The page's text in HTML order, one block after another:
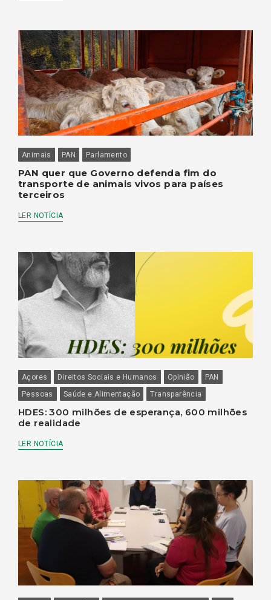
Animais PAN Parlamento
PAN quer que Governo defenda fim do
transporte de animais vivos para países
terceiros
LER NOTÍCIA
Açores Direitos Sociais e Humanos Opinião
PAN
Pessoas
Saúde e Alimentação Transparência
HDES: 300 milhões de esperança, 600 milhões
de realidade
LER NOTÍCIA